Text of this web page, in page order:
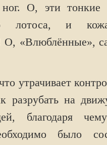
О, эти тонкие
лотоса, и
«Влюблённые»,
утрачивает
разрубать на
благодаря
было